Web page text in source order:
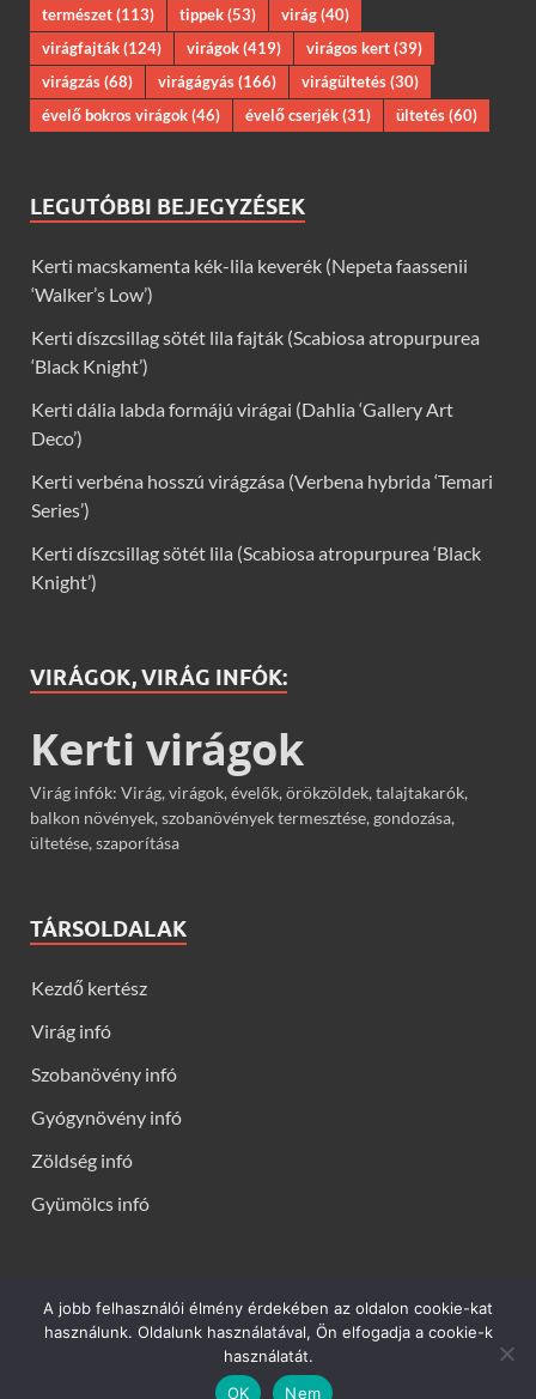
természet(113) tippek(53) virág(40)
virágfajták(124) virágok(419) virágos kert(39)
virágzás(68) virágágyás(166) virágültetés(30)
évelő bokros virágok(46) évelő cserjék(31) ültetés(60)
LEGUTÓBBI BEJEGYZÉSEK
Kerti macskamenta kék-lila keverék (Nepeta faassenii
‘Walker’s Low’)
Kerti díszcsillag sötét lila fajták (Scabiosa atropurpurea
‘Black Knight’)
Kerti dália labda formájú virágai (Dahlia ‘Gallery Art
Deco’)
Kerti verbéna hosszú virágzása (Verbena hybrida ‘Temari
Series’)
Kerti díszcsillag sötét lila (Scabiosa atropurpurea ‘Black
Knight’)
VIRÁGOK, VIRÁG INFÓK:
Kerti virágok
Virág infók: Virág, virágok, évelők, örökzöldek, talajtakarók,
balkon növények, szobanövények termesztése, gondozása,
ültetése, szaporítása
TÁRSOLDALAK
Kezdő kertész
Virág infó
Szobanövény infó
Gyógynövény infó
Zöldség infó
Gyümölcs infó
Kerti virágok - Virág infók: Virág, virágok, évelők, örökzöldek,
talajtakarók, balkon növények, szobanövények termesztése,
gondozása, ültetése, szaporítása
A jobb felhasználói élmény érdekében az oldalon cookie-kat
használunk. Oldalunk használatával, Ön elfogadja a cookie-k
használatát.
OK
Nem